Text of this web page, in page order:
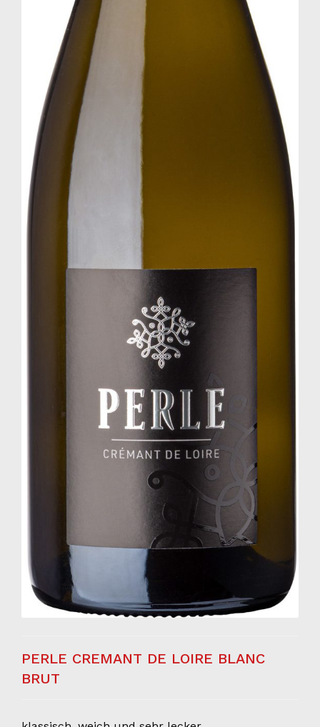
PERLE CREMANT DE LOIRE BLANC
BRUT